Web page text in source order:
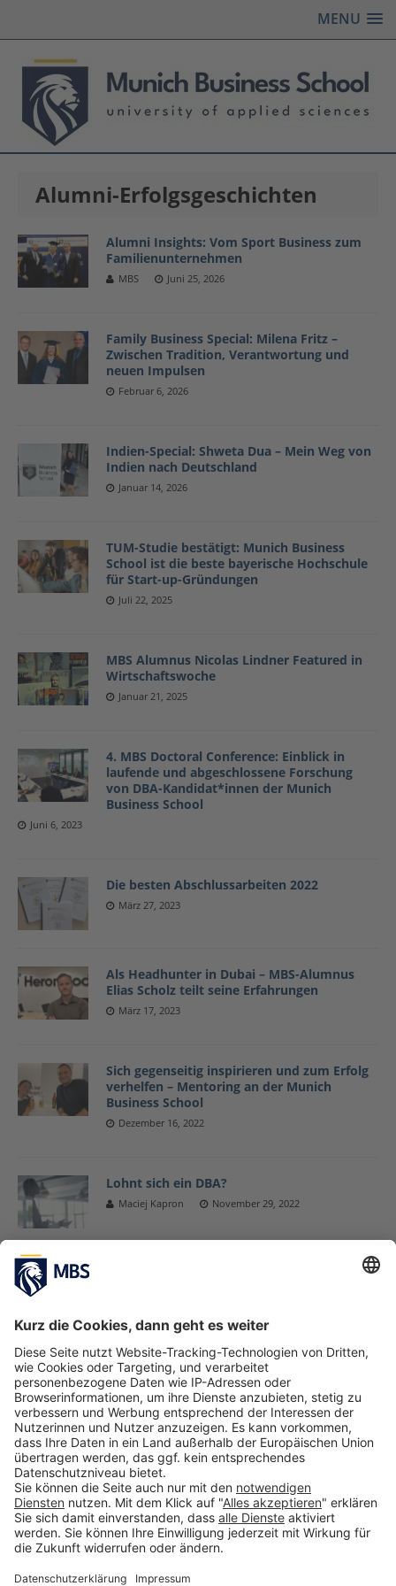
MENU
Alumni-Erfolgsgeschichten
Alumni Insights: Vom Sport Business zum
Familienunternehmen
MBS Juni 25, 2026
Family Business Special: Milena Fritz –
Zwischen Tradition, Verantwortung und
neuen Impulsen
Februar 6, 2026
Indien-Special: Shweta Dua – Mein Weg von
Indien nach Deutschland
Januar 14, 2026
TUM-Studie bestätigt: Munich Business
School ist die beste bayerische Hochschule
für Start-up-Gründungen
Juli 22, 2025
MBS Alumnus Nicolas Lindner Featured in
Wirtschaftswoche
Januar 21, 2025
4. MBS Doctoral Conference: Einblick in
laufende und abgeschlossene Forschung
von DBA-Kandidat*innen der Munich
Business School
Juni 6, 2023
Die besten Abschlussarbeiten 2022
März 27, 2023
Als Headhunter in Dubai – MBS-Alumnus
Elias Scholz teilt seine Erfahrungen
März 17, 2023
Sich gegenseitig inspirieren und zum Erfolg
verhelfen – Mentoring an der Munich
Business School
Dezember 16, 2022
Lohnt sich ein DBA?
Maciej Kapron November 29, 2022
Masterarbeit im Unternehmen schreiben –
September 16, 2022
MBS-Alumnus Janis Wilczura gründet
Spiritory, die erste Trading-Plattform für
Spirituosen, Wein und Co
August 29, 2022
1 2 3 … 5 »